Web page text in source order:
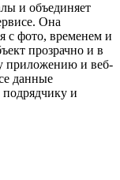
и объединяет
Она
с фото, временем и
прозрачно и в
приложению и веб-
данные
подрядчику и